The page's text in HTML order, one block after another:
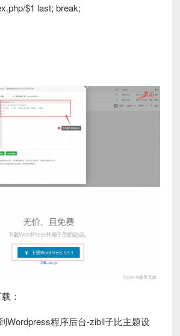
$1 last; break;
：
Wordpress程序后台-zibll子比主题设